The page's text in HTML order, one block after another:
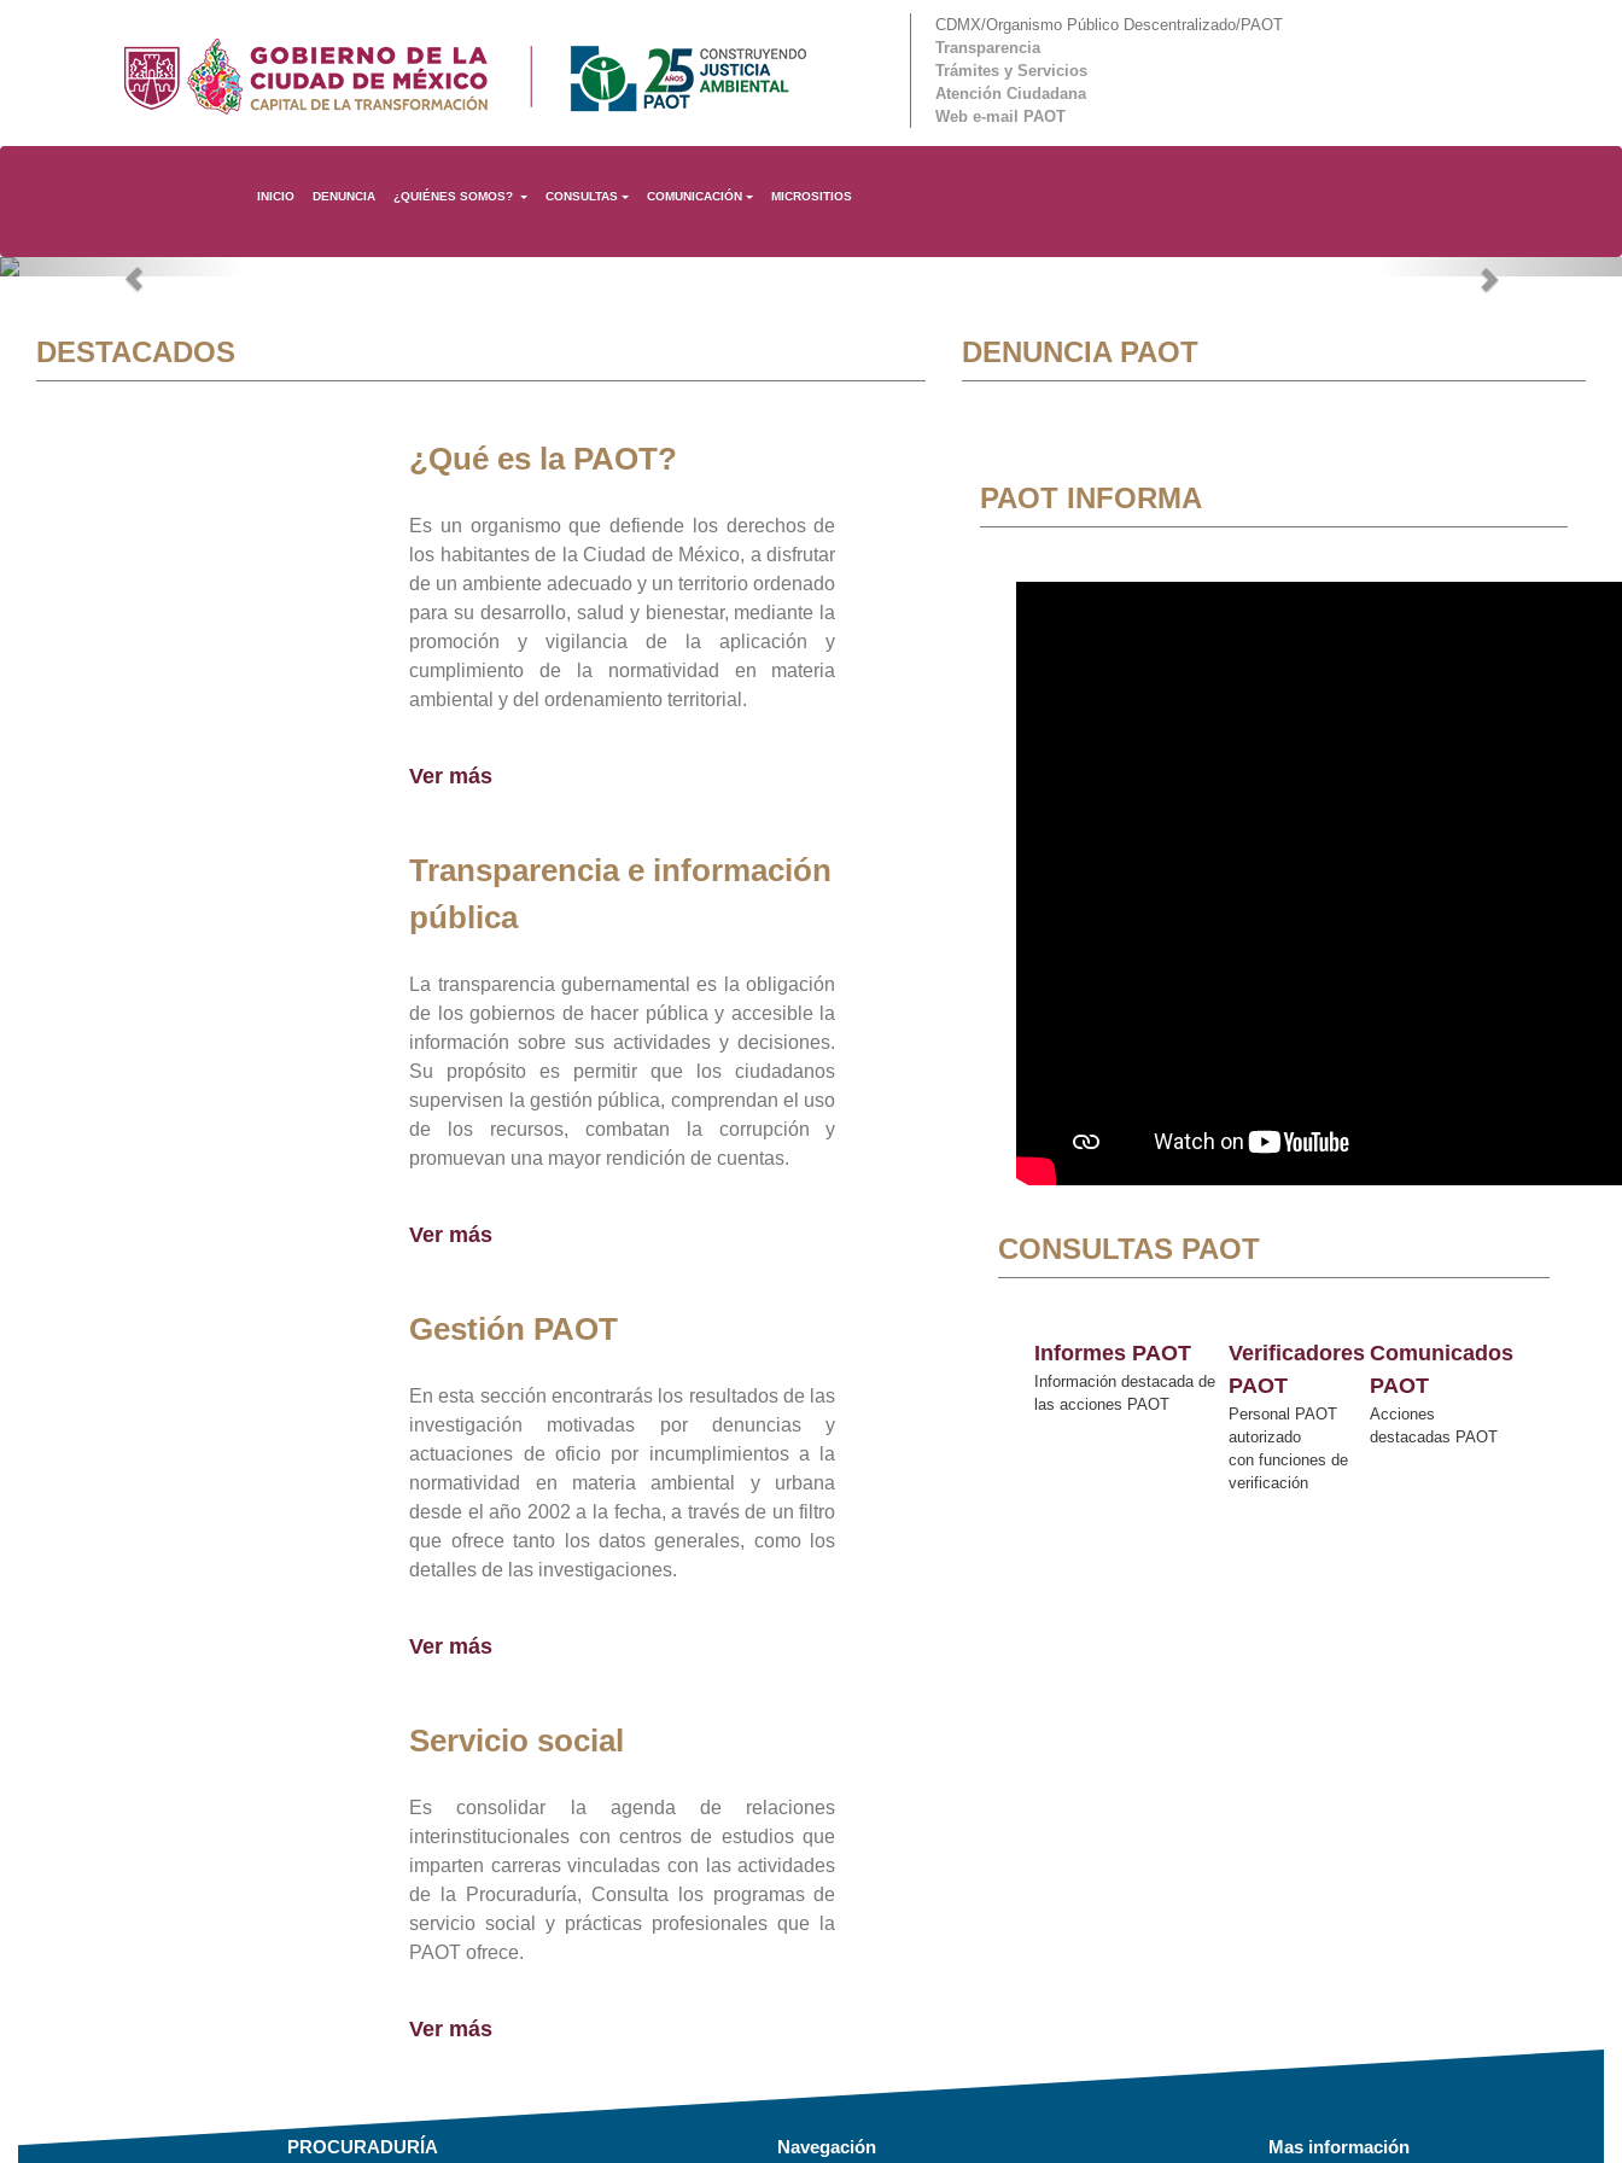
CDMX/Organismo Público Descentralizado/PAOT
Transparencia
Trámites y Servicios
Atención Ciudadana
Web e-mail PAOT
INICIO DENUNCIA ¿QUIÉNES SOMOS? CONSULTAS COMUNICACIÓN MICROSITIOS
Previous Next
DESTACADOS
¿Qué es la PAOT?
Es un organismo que defiende los derechos de
los habitantes de la Ciudad de México, a disfrutar
de un ambiente adecuado y un territorio ordenado
para su desarrollo, salud y bienestar, mediante la
promoción y vigilancia de la aplicación y
cumplimiento de la normatividad en materia
ambiental y del ordenamiento territorial.
Ver más
Transparencia e información
pública
La transparencia gubernamental es la obligación
de los gobiernos de hacer pública y accesible la
información sobre sus actividades y decisiones.
Su propósito es permitir que los ciudadanos
supervisen la gestión pública, comprendan el uso
de los recursos, combatan la corrupción y
promuevan una mayor rendición de cuentas.
Ver más
Gestión PAOT
En esta sección encontrarás los resultados de las
investigación motivadas por denuncias y
actuaciones de oficio por incumplimientos a la
normatividad en materia ambiental y urbana
desde el año 2002 a la fecha, a través de un filtro
que ofrece tanto los datos generales, como los
detalles de las investigaciones.
Ver más
Servicio social
Es consolidar la agenda de relaciones
interinstitucionales con centros de estudios que
imparten carreras vinculadas con las actividades
de la Procuraduría, Consulta los programas de
servicio social y prácticas profesionales que la
PAOT ofrece.
Ver más
DENUNCIA PAOT
PAOT INFORMA
CONSULTAS PAOT
Informes PAOT
Información destacada de
las acciones PAOT
Verificadores
PAOT
Personal PAOT
autorizado
con funciones de
verificación
Comunicados
PAOT
Acciones
destacadas PAOT
PROCURADURÍA Navegación Mas información